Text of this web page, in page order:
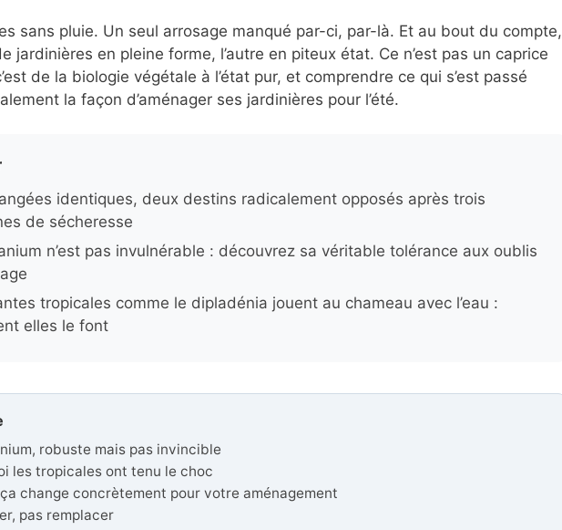
sans pluie. Un seul arrosage manqué par-ci, par-là. Et au bout du compte,
jardinières en pleine forme, l’autre en piteux état. Ce n’est pas un caprice
de la biologie végétale à l’état pur, et comprendre ce qui s’est passé
la façon d’aménager ses jardinières pour l’été.
identiques, deux destins radicalement opposés après trois
de sécheresse
n’est pas invulnérable : découvrez sa véritable tolérance aux oublis
tropicales comme le dipladénia jouent au chameau avec l’eau :
elles le font
robuste mais pas invincible
les tropicales ont tenu le choc
change concrètement pour votre aménagement
pas remplacer